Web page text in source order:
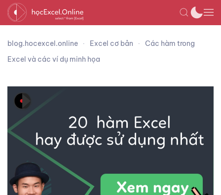
blog.hocexcel.online Excel cơ bản
Các hàm trong
Excel và các ví dụ minh họa